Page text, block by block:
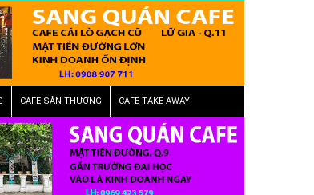
CAFE SÂN THƯỢNG CAFE TAKE AWAY